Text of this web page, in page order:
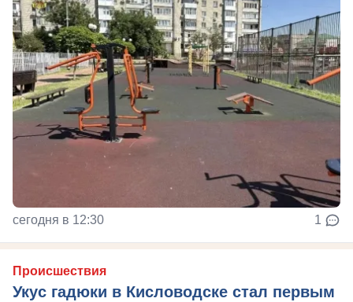
сегодня в 12:30 1
Происшествия
Укус гадюки в Кисловодске стал первым